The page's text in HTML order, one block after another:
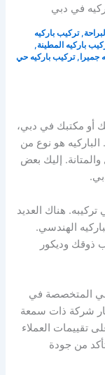
في دبي
,تركيب باركيه
باركيه المطينة,
جميرا ,تركيب باركيه حي
أو مكتبك في دبي،
هو نوع من
والمتانة. إليك بعض
هناك العديد
الهندسي.
ذوقك وديكور
المتخصصة في
شركة ذات سمعة
تقييمات العملاء
من جودة